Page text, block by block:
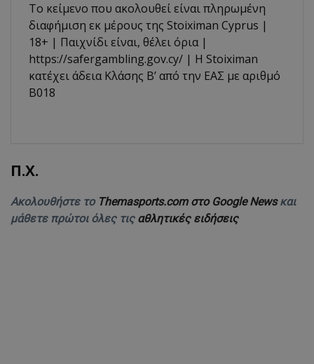
Το κείμενο που ακολουθεί είναι πληρωμένη
διαφήμιση εκ μέρους της Stoiximan Cyprus |
18+ | Παιχνίδι είναι, θέλει όρια |
https://safergambling.gov.cy/ | Η Stoiximan
κατέχει άδεια Κλάσης Β’ από την ΕΑΣ με αριθμό
B018
Π.Χ.
Ακολουθήστε το Themasports.com στο Google Newsκαι
μάθετε πρώτοι όλες τις αθλητικές ειδήσεις